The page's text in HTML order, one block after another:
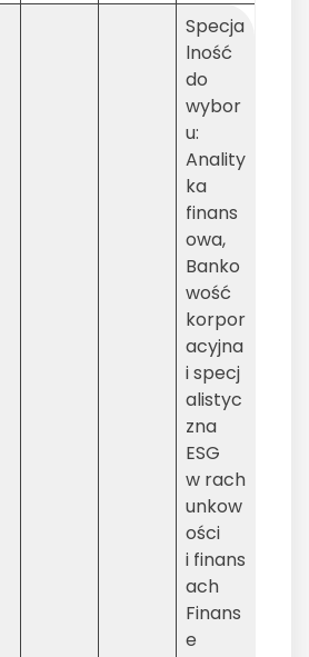
Specja
lność
do
wybor
u:
Anality
ka
finans
owa,
Banko
wość
korpor
acyjna
i specj
alistyc
zna
ESG
w rach
unkow
ości
i finans
ach
Finans
e